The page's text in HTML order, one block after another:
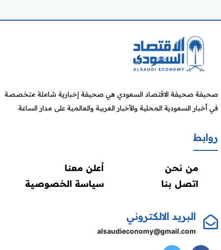
صحيفة صحيفة الاقتصاد السعودي هي صحيفة إخبارية شاملة متخصصة
في أخبار السعودية المحلية والأخبار العربية والعالمية على مدار الساعة
روابط
من نحن
أعلن معنا
اتصل بنا
سياسة الخصوصية
البريد الالكتروني
alsaudieconomy@gmail.com